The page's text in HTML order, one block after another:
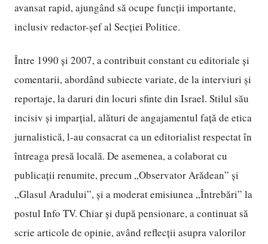
avansat rapid, ajungând să ocupe funcții importante,
inclusiv redactor-șef al Secției Politice.
Între 1990 și 2007, a contribuit constant cu editoriale și
comentarii, abordând subiecte variate, de la interviuri și
reportaje, la daruri din locuri sfinte din Israel. Stilul său
incisiv și imparțial, alături de angajamentul față de etica
jurnalistică, l-au consacrat ca un editorialist respectat în
întreaga presă locală. De asemenea, a colaborat cu
publicații renumite, precum „Observator Arădean” și
„Glasul Aradului”, și a moderat emisiunea „Întrebări” la
postul Info TV. Chiar și după pensionare, a continuat să
scrie articole de opinie, având reflecții asupra valorilor